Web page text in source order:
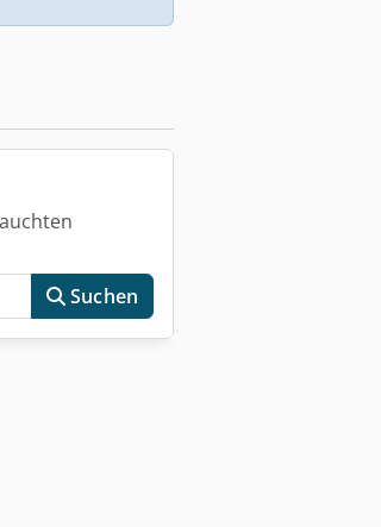
Suchen